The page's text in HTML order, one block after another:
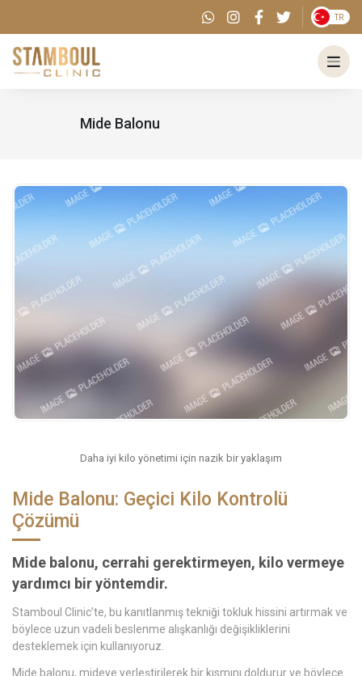
TR
Mide Balonu
Daha iyi kilo yönetimi için nazik bir yaklaşım
Mide Balonu: Geçici Kilo Kontrolü
Çözümü
Mide balonu, cerrahi gerektirmeyen, kilo vermeye
yardımcı bir yöntemdir.
Stamboul Clinic’te, bu kanıtlanmış tekniği tokluk hissini artırmak ve
böylece uzun vadeli beslenme alışkanlığı değişikliklerini
desteklemek için kullanıyoruz.
Mide balonu, mideye yerleştirilerek bir kısmını doldurur ve böylece